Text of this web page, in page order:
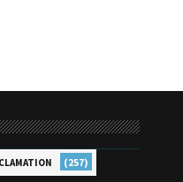
(257)